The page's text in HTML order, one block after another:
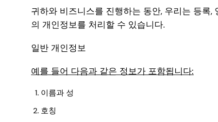
귀하와 비즈니스를 진행하는 동안, 우리는 등록
의 개인정보를 처리할 수 있습니다.
일반 개인정보
예를 들어 다음과 같은 정보가 포함됩니다:
이름과 성
호칭